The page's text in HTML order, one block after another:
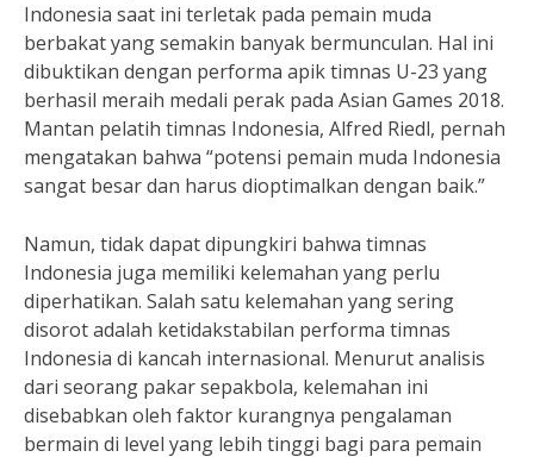
Indonesia saat ini terletak pada pemain muda
berbakat yang semakin banyak bermunculan. Hal ini
dibuktikan dengan performa apik timnas U-23 yang
berhasil meraih medali perak pada Asian Games 2018.
Mantan pelatih timnas Indonesia, Alfred Riedl, pernah
mengatakan bahwa “potensi pemain muda Indonesia
sangat besar dan harus dioptimalkan dengan baik.”
Namun, tidak dapat dipungkiri bahwa timnas
Indonesia juga memiliki kelemahan yang perlu
diperhatikan. Salah satu kelemahan yang sering
disorot adalah ketidakstabilan performa timnas
Indonesia di kancah internasional. Menurut analisis
dari seorang pakar sepakbola, kelemahan ini
disebabkan oleh faktor kurangnya pengalaman
bermain di level yang lebih tinggi bagi para pemain